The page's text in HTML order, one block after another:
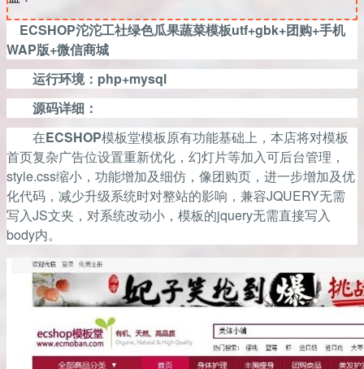
ECSHOP沱沱工社绿色瓜果蔬菜模板utf+gbk+团购+手机
WAP版+微信商城
运行环境：php+mysql
源码详细：
在ECSHOP模板堂模板原有功能基础上，本店将对模板
首页复杂广告位设置重新优化，幻灯片等加入可后台管理，
style.css缩小，功能增加及细仿，像团购页，进一步增加及优
化代码，减少升级系统时对整站的影响，兼容JQUERY无需
写入JS文夹，对系统改动小，模板的jquery无需直接写入
body内。